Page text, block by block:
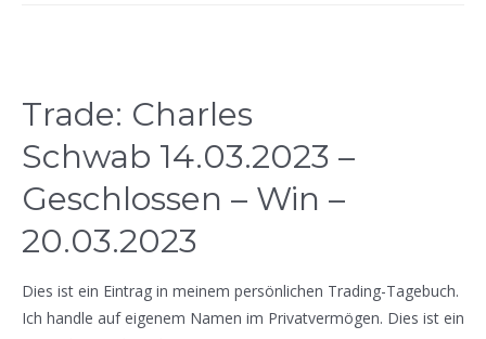
Trade: Charles
Schwab 14.03.2023 –
Geschlossen – Win –
20.03.2023
Dies ist ein Eintrag in meinem persönlichen Trading-Tagebuch.
Ich handle auf eigenem Namen im Privatvermögen. Dies ist ein